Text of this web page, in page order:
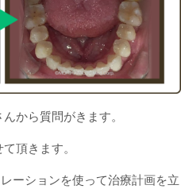
から質問がきます。
頂きます。
ーションを使って治療計画を立